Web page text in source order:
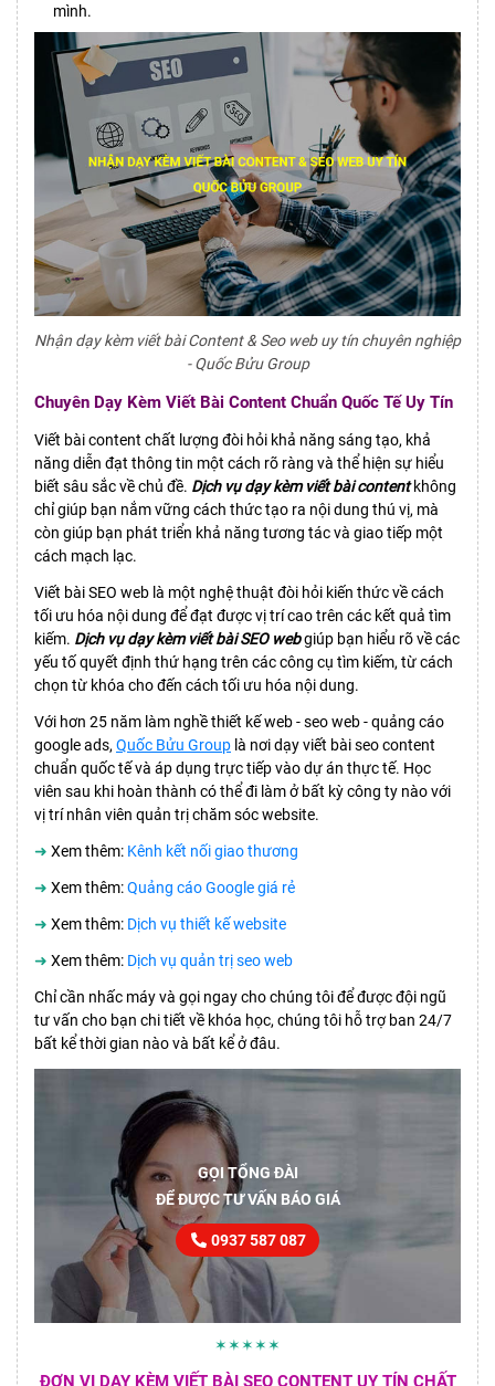
mình.
Nhận dạy kèm viết bài Content & Seo web uy tín chuyên nghiệp
- Quốc Bửu Group
Chuyên Dạy Kèm Viết Bài Content Chuẩn Quốc Tế Uy Tín
Viết bài content chất lượng đòi hỏi khả năng sáng tạo, khả
năng diễn đạt thông tin một cách rõ ràng và thể hiện sự hiểu
biết sâu sắc về chủ đề. Dịch vụ dạy kèm viết bài contentkhông
chỉ giúp bạn nắm vững cách thức tạo ra nội dung thú vị, mà
còn giúp bạn phát triển khả năng tương tác và giao tiếp một
cách mạch lạc.
Viết bài SEO web là một nghệ thuật đòi hỏi kiến thức về cách
tối ưu hóa nội dung để đạt được vị trí cao trên các kết quả tìm
kiếm. Dịch vụ dạy kèm viết bài SEO webgiúp bạn hiểu rõ về các
yếu tố quyết định thứ hạng trên các công cụ tìm kiếm, từ cách
chọn từ khóa cho đến cách tối ưu hóa nội dung.
Với hơn 25 năm làm nghề thiết kế web - seo web - quảng cáo
google ads, Quốc Bửu Group là nơi dạy viết bài seo content
chuẩn quốc tế và áp dụng trực tiếp vào dự án thực tế. Học
viên sau khi hoàn thành có thể đi làm ở bất kỳ công ty nào với
vị trí nhân viên quản trị chăm sóc website.
➜ Xem thêm: Kênh kết nối giao thương
➜ Xem thêm:Quảng cáo Google giá rẻ
➜ Xem thêm: Dịch vụ thiết kế website
➜ Xem thêm: Dịch vụ quản trị seo web
Chỉ cần nhấc máy và gọi ngay cho chúng tôi để được đội ngũ
tư vấn cho bạn chi tiết về khóa học, chúng tôi hỗ trợ ban 24/7
bất kể thời gian nào và bất kể ở đâu.
GỌI TỔNG ĐÀI
ĐỂ ĐƯỢC TƯ VẤN BÁO GIÁ
0937 587 087
✶✶✶✶✶
ĐƠN VỊ DẠY KÈM VIẾT BÀI SEO CONTENT UY TÍN CHẤT